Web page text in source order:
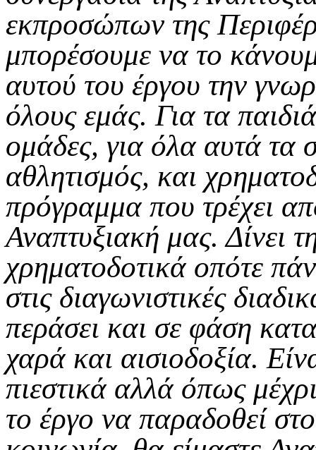
εκπροσώπων της
μπορέσουμε να το
αυτού του έργου την
όλους εμάς. Για τα
ομάδες, για όλα αυτά τα
αθλητισμός, και
πρόγραμμα που τρέχει
Αναπτυξιακή μας. Δίνει
χρηματοδοτικά οπότε
στις διαγωνιστικές
περάσει και σε φάση
χαρά και αισιοδοξία.
πιεστικά αλλά όπως
το έργο να παραδοθεί